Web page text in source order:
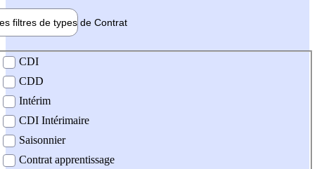
filtres de types de Contrat
contrat
CDI
CDD
Intérim
CDI Intérimaire
Saisonnier
Contrat apprentissage